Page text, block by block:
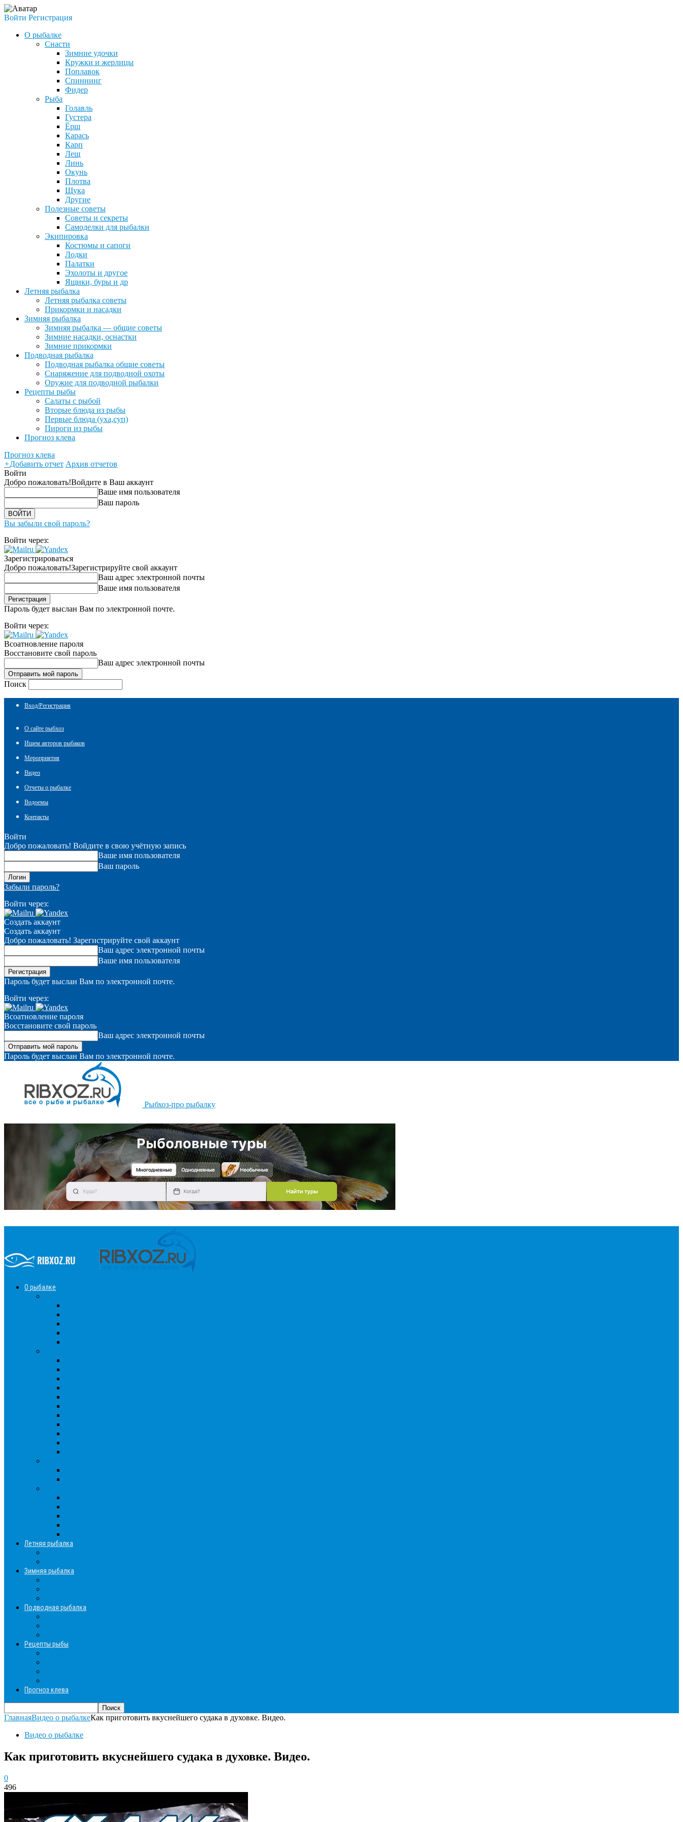
Войти Регистрация
О рыбалке
Снасти
Зимние удочки
Кружки и жерлицы
Поплавок
Спиннинг
Фидер
Рыба
Голавль
Густера
Ёрш
Карась
Карп
Лещ
Линь
Окунь
Плотва
Щука
Другие
Полезные советы
Советы и секреты
Самоделки для рыбалки
Экипировка
Костюмы и сапоги
Лодки
Палатки
Эхолоты и другое
Ящики, буры и др
Летняя рыбалка
Летняя рыбалка советы
Прикормки и насадки
Зимняя рыбалка
Зимняя рыбалка — общие советы
Зимние насадки, оснастки
Зимние прикормки
Подводная рыбалка
Подводная рыбалка общие советы
Снаряжение для подводной охоты
Оружие для подводной рыбалки
Рецепты рыбы
Салаты с рыбой
Вторые блюда из рыбы
Первые блюда (уха,суп)
Пироги из рыбы
Прогноз клева
Прогноз клева
+Добавить отчет Архив отчетов
Войти
Добро пожаловать!Войдите в Ваш аккаунт
Ваше имя пользователя
Ваш пароль
Вы забыли свой пароль?
Войти через:
Зарегистрироваться
Добро пожаловать!Зарегистрируйте свой аккаунт
Ваш адрес электронной почты
Ваше имя пользователя
Пароль будет выслан Вам по электронной почте.
Войти через:
Всоатновление пароля
Восстановите свой пароль
Ваш адрес электронной почты
Поиск
Вход/Регистрация
О сайте рыбхоз
Ищем авторов рыбаков
Мероприятия
Видео
Отчеты о рыбалке
Водоемы
Контакты
Войти
Добро пожаловать! Войдите в свою учётную запись
Ваше имя пользователя
Ваш пароль
Забыли пароль?
Войти через:
Создать аккаунт
Создать аккаунт
Добро пожаловать! Зарегистрируйте свой аккаунт
Ваш адрес электронной почты
Ваше имя пользователя
Пароль будет выслан Вам по электронной почте.
Войти через:
Всоатновление пароля
Восстановите свой пароль
Ваш адрес электронной почты
Пароль будет выслан Вам по электронной почте.
Рыбхоз-про рыбалку
О рыбалке
Летняя рыбалка
Зимняя рыбалка
Подводная рыбалка
Рецепты рыбы
Прогноз клева
ГлавнаяВидео о рыбалкеКак приготовить вкуснейшего судака в духовке. Видео.
Видео о рыбалке
Как приготовить вкуснейшего судака в духовке. Видео.
0
496